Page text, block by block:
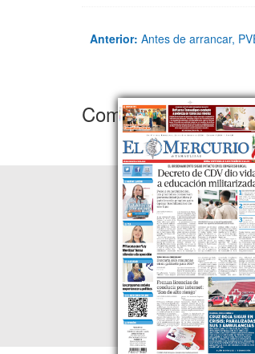
Anterior: Antes de arrancar,
Comentarios